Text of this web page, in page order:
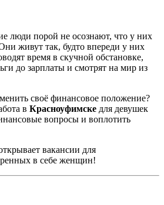
люди порой не осознают, что у них
живут так, будто впереди у них
время в скучной обстановке,
до зарплаты и смотрят на мир из
своё финансовое положение?
в Красноуфимске для девушек
вопросы и воплотить
вакансии для
в себе женщин!